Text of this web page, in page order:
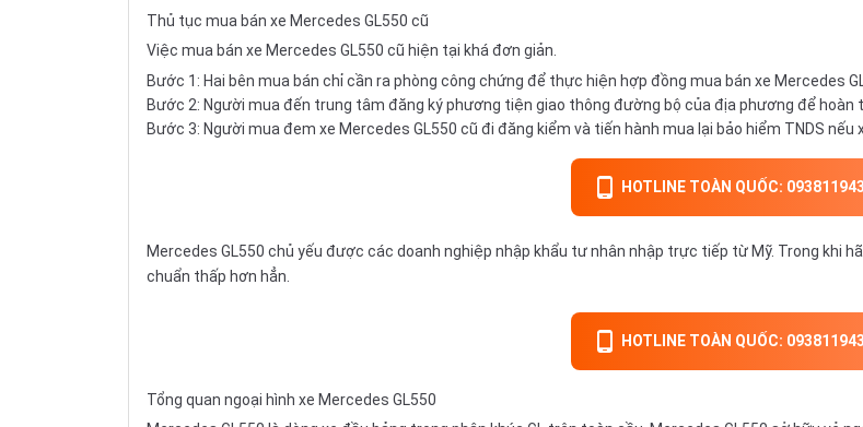
Thủ tục mua bán xe Mercedes GL550 cũ
Việc mua bán xe Mercedes GL550 cũ hiện tại khá đơn giản.
Bước 1: Hai bên mua bán chỉ cần ra phòng công chứng để thực hiện hợp đồng mua bán xe Mercedes
Bước 2: Người mua đến trung tâm đăng ký phương tiện giao thông đường bộ của địa phương để
Bước 3: Người mua đem xe Mercedes GL550 cũ đi đăng kiểm và tiến hành mua lại bảo hiểm TNDS nếu
HOTLINE TOÀN QUỐC:
Mercedes GL550 chủ yếu được các doanh nghiệp nhập khẩu tư nhân nhập trực tiếp từ Mỹ. Trong khi
chuẩn thấp hơn hẳn.
HOTLINE TOÀN QUỐC:
Tổng quan ngoại hình xe Mercedes GL550